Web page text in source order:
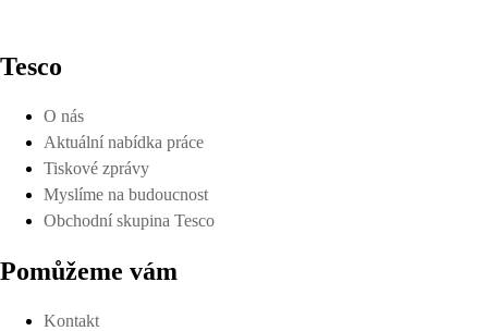
Tesco
O nás
Aktuální nabídka práce
Tiskové zprávy
Myslíme na budoucnost
Obchodní skupina Tesco
Pomůžeme vám
Kontakt